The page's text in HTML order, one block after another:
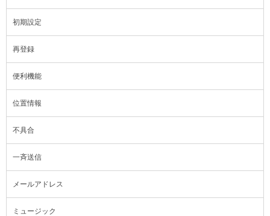
初期設定
再登録
便利機能
位置情報
不具合
一斉送信
メールアドレス
ミュージック